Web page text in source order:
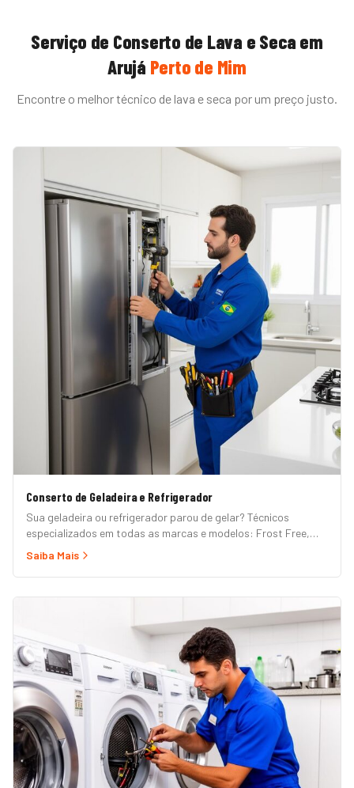
Serviço de Conserto de Lava e Seca em
Arujá Perto de Mim
Encontre o melhor técnico de lava e seca por um preço justo.
Conserto de Geladeira e Refrigerador
Sua geladeira ou refrigerador parou de gelar? Técnicos
especializados em todas as marcas e modelos: Frost Free,
Duplex, Side by Side, French Door, Inverter e convencional.
Saiba Mais